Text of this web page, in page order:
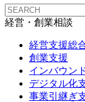
経営・創業相談
経営支援総
創業支援
インバウン
デジタル化
事業引継ぎ